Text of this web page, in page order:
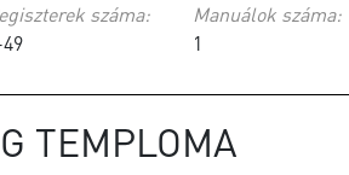
száma:
Manuálok száma:
1
TEMPLOMA